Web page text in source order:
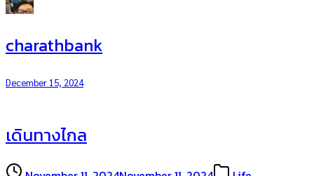
charathbank
December 15, 2024
เดินทางไกล